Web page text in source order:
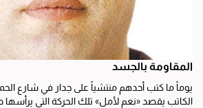
المقاومة بالجسد
يوماً ما كتب أحدهم منتشياً على جدار في شارع
الكاتب يقصد «نعم لأمل» تلك الحركة التي يرأسها